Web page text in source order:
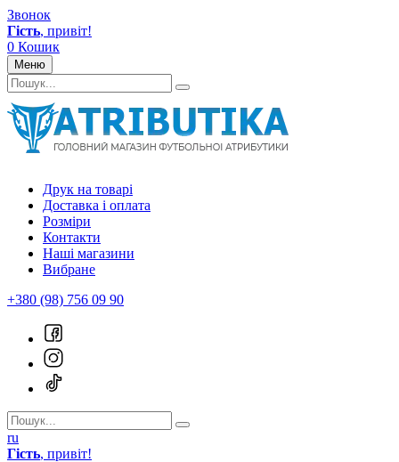
Звонок
Гість, привіт!
0 Кошик
Меню
Друк на товарі
Доставка і оплата
Розміри
Контакти
Наші магазини
Вибране
+380 (98) 756 09 90
ru
Гість, привіт!